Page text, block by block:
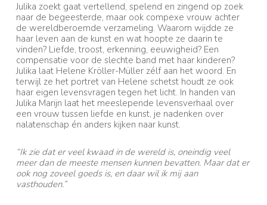
Julika zoekt gaat vertellend, spelend en zingend op zoek
naar de begeesterde, maar ook compexe vrouw achter
de wereldberoemde verzameling. Waarom wijdde ze
haar leven aan de kunst en wat hoopte ze daarin te
vinden? Liefde, troost, erkenning, eeuwigheid? Een
compensatie voor de slechte band met haar kinderen?
Julika laat Helene Kröller-Müller zélf aan het woord. En
terwijl ze het portret van Helene schetst houdt ze ook
haar eigen levensvragen tegen het licht. In handen van
Julika Marijn laat het meeslepende levensverhaal over
een vrouw tussen liefde en kunst, je nadenken over
nalatenschap én anders kijken naar kunst.
“Ik zie dat er veel kwaad in de wereld is, oneindig veel
meer dan de meeste mensen kunnen bevatten. Maar dat er
ook nog zoveel goeds is, en daar wil ik mij aan
vasthouden.”